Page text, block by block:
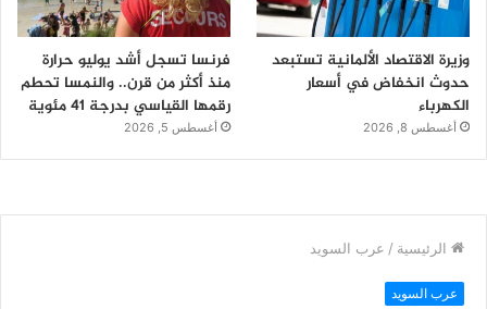
وزيرة الاقتصاد الألمانية تستبعد
حدوث انخفاض في أسعار
الكهرباء
أغسطس 8, 2026
فرنسا تسجل أشد يوليو حرارة
منذ أكثر من قرن.. والنمسا تحطم
رقمها القياسي بدرجة 41 مئوية
أغسطس 5, 2026